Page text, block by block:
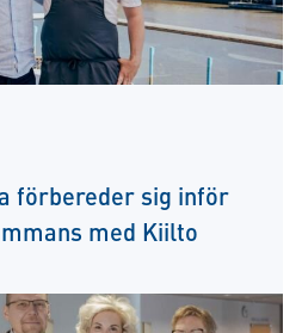
förbereder sig inför
med Kiilto